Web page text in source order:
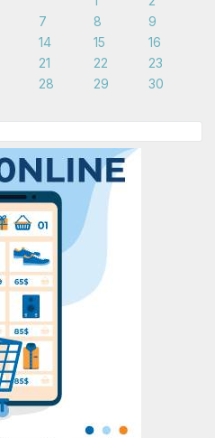
7 8
9
14 15
16
21 22
23
28 29
30